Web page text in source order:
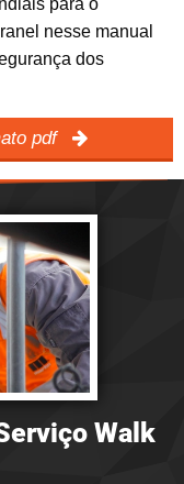
nesse manual
dos
pdf
Walk